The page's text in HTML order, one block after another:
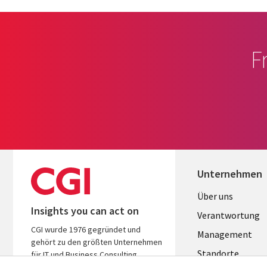
Insights you can act on
CGI wurde 1976 gegründet und
gehört zu den größten Unternehmen
für IT und Business Consulting
Unternehmen
Useful
links
GERMANY
Über uns
Verantwortung
Management
Standorte